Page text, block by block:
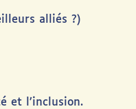
alliés ?)
et l’inclusion.